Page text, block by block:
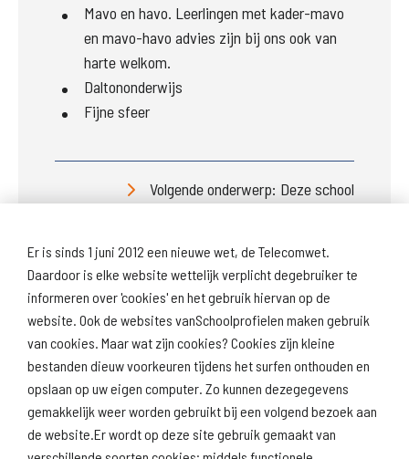
Er is sinds 1 juni 2012 een nieuwe wet, de Telecomwet.
Daardoor is elke website wettelijk verplicht degebruiker te
informeren over 'cookies' en het gebruik hiervan op de
website. Ook de websites vanSchoolprofielen maken gebruik
van cookies. Maar wat zijn cookies? Cookies zijn kleine
bestanden dieuw voorkeuren tijdens het surfen onthouden en
opslaan op uw eigen computer. Zo kunnen dezegegevens
gemakkelijk weer worden gebruikt bij een volgend bezoek aan
de website.Er wordt op deze site gebruik gemaakt van
Mavo en havo. Leerlingen met kader-mavo
en mavo-havo advies zijn bij ons ook van
harte welkom.
Daltononderwijs
Fijne sfeer
Volgende onderwerp: Deze school
Download
schoolprofiel
Naar
schoolresultaten